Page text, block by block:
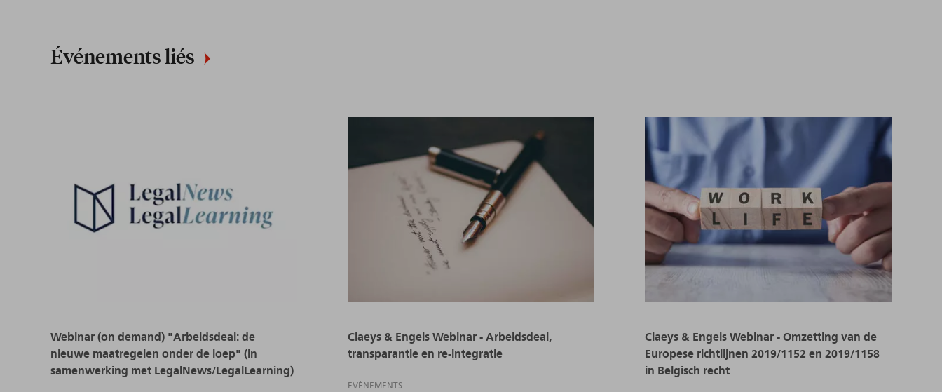
Événements liés
Webinar (on demand) "Arbeidsdeal: de
nieuwe maatregelen onder de loep" (in
samenwerking met LegalNews/LegalLearning)
Claeys & Engels Webinar - Arbeidsdeal,
transparantie en re-integratie
EVÈNEMENTS
Claeys & Engels Webinar - Omzetting van de
Europese richtlijnen 2019/1152 en 2019/1158
in Belgisch recht